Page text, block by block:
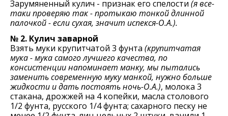
Зарумяненный кулич - признак его спелости (я все-
таки проверяю так - протыкаю тонкой длинной
палочкой - если сухая, значит испекся-О.А.).
№ 2. Кулич заварной
Взять муки крупитчатой 3 фунта (крупитчатая
мука - мука самого лучшего качества, по
консистенции напоминает манку, мы пытались
заменить современную муку манкой, нужно больше
жидкости и дать постоять ночь-О.А.), молока 3
стакана, дрожжей на 4 копейки, масла столового
1/2 фунта, русского 1/4 фунта; сахарного песку не